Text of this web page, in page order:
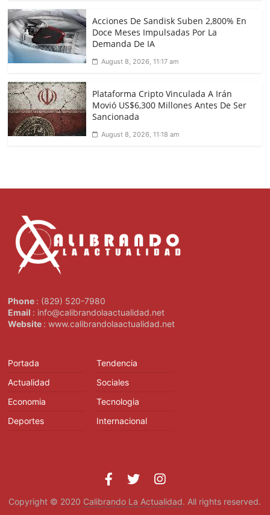
Acciones De Sandisk Suben 2,800% En
Doce Meses Impulsadas Por La
Demanda De IA
August 8, 2026, 11:17 am
Plataforma Cripto Vinculada A Irán
Movió US$6,300 Millones Antes De Ser
Sancionada
August 8, 2026, 11:18 am
Phone : (829) 520-7980
Email : info@calibrandolaactualidad.net
Website : www.calibrandolaactualidad.net
Portada
Actualidad
Economia
Deportes
Tendencia
Sociales
Tecnologia
Internacional
Copyright © 2020 Calibrando La Actualidad. All rights reserved.